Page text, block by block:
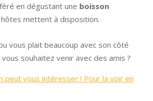
en dégustant une boisson
mettent à disposition.
vous plait beaucoup avec son côté
souhaitez venir avec des amis ?
peut vous intéresser ! Pour la voir en